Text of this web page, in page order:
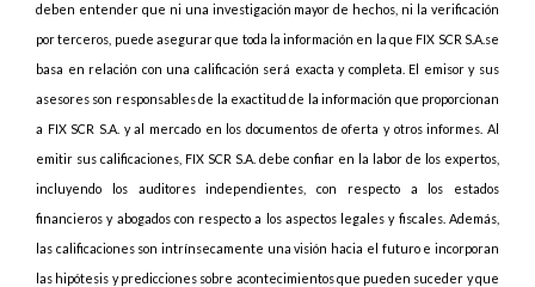
deben entender que ni una investigación mayor de hechos, ni la verificación
por terceros, puede asegurar que toda la información en la que FIX SCR S.A.se
basa en relación con una calificación será exacta y completa. El emisor y sus
asesores son responsables de la exactitud de la información que proporcionan
a FIX SCR S.A. y al mercado en los documentos de oferta y otros informes. Al
emitir sus calificaciones, FIX SCR S.A. debe confiar en la labor de los expertos,
incluyendo los auditores independientes, con respecto a los estados
financieros y abogados con respecto a los aspectos legales y fiscales. Además,
las calificaciones son intrínsecamente una visión hacia el futuro e incorporan
las hipótesis y predicciones sobre acontecimientos que pueden suceder y que